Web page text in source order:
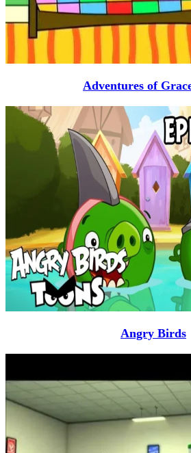
Adventures of
Angry Birds